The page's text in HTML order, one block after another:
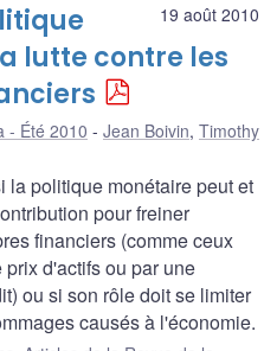
19 août 2010
lutte contre les
- Été 2010 Jean Boivin, Timothy
la politique monétaire peut et
pour freiner
financiers (comme ceux
d'actifs ou par une
ou si son rôle doit se limiter
causés à l'économie.